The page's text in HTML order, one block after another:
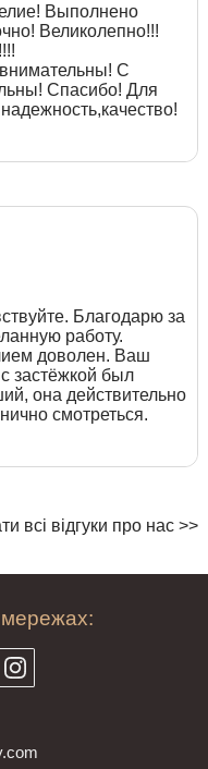
Выполнено
Великолепно!!!
С
Спасибо! Для
Благодарю за
работу.
доволен. Ваш
застёжкой был
она действительно
смотреться.
всі відгуки про нас >>